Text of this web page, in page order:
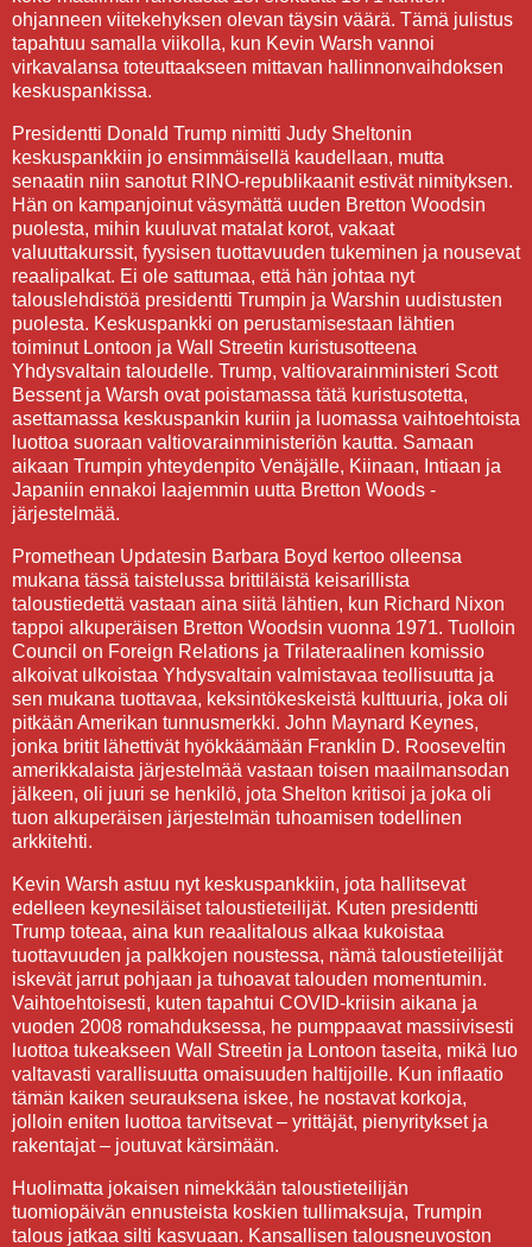
ohjanneen viitekehyksen olevan täysin väärä. Tämä julistus
tapahtuu samalla viikolla, kun Kevin Warsh vannoi
virkavalansa toteuttaakseen mittavan hallinnonvaihdoksen
keskuspankissa.
Presidentti Donald Trump nimitti Judy Sheltonin
keskuspankkiin jo ensimmäisellä kaudellaan, mutta
senaatin niin sanotut RINO-republikaanit estivät nimityksen.
Hän on kampanjoinut väsymättä uuden Bretton Woodsin
puolesta, mihin kuuluvat matalat korot, vakaat
valuuttakurssit, fyysisen tuottavuuden tukeminen ja nousevat
reaalipalkat. Ei ole sattumaa, että hän johtaa nyt
talouslehdistöä presidentti Trumpin ja Warshin uudistusten
puolesta. Keskuspankki on perustamisestaan lähtien
toiminut Lontoon ja Wall Streetin kuristusotteena
Yhdysvaltain taloudelle. Trump, valtiovarainministeri Scott
Bessent ja Warsh ovat poistamassa tätä kuristusotetta,
asettamassa keskuspankin kuriin ja luomassa vaihtoehtoista
luottoa suoraan valtiovarainministeriön kautta. Samaan
aikaan Trumpin yhteydenpito Venäjälle, Kiinaan, Intiaan ja
Japaniin ennakoi laajemmin uutta Bretton Woods -
järjestelmää.
Promethean Updatesin Barbara Boyd kertoo olleensa
mukana tässä taistelussa brittiläistä keisarillista
taloustiedettä vastaan aina siitä lähtien, kun Richard Nixon
tappoi alkuperäisen Bretton Woodsin vuonna 1971. Tuolloin
Council on Foreign Relations ja Trilateraalinen komissio
alkoivat ulkoistaa Yhdysvaltain valmistavaa teollisuutta ja
sen mukana tuottavaa, keksintökeskeistä kulttuuria, joka oli
pitkään Amerikan tunnusmerkki. John Maynard Keynes,
jonka britit lähettivät hyökkäämään Franklin D. Rooseveltin
amerikkalaista järjestelmää vastaan toisen maailmansodan
jälkeen, oli juuri se henkilö, jota Shelton kritisoi ja joka oli
tuon alkuperäisen järjestelmän tuhoamisen todellinen
arkkitehti.
Kevin Warsh astuu nyt keskuspankkiin, jota hallitsevat
edelleen keynesiläiset taloustieteilijät. Kuten presidentti
Trump toteaa, aina kun reaalitalous alkaa kukoistaa
tuottavuuden ja palkkojen noustessa, nämä taloustieteilijät
iskevät jarrut pohjaan ja tuhoavat talouden momentumin.
Vaihtoehtoisesti, kuten tapahtui COVID-kriisin aikana ja
vuoden 2008 romahduksessa, he pumppaavat massiivisesti
luottoa tukeakseen Wall Streetin ja Lontoon taseita, mikä luo
valtavasti varallisuutta omaisuuden haltijoille. Kun inflaatio
tämän kaiken seurauksena iskee, he nostavat korkoja,
jolloin eniten luottoa tarvitsevat – yrittäjät, pienyritykset ja
rakentajat – joutuvat kärsimään.
Huolimatta jokaisen nimekkään taloustieteilijän
tuomiopäivän ennusteista koskien tullimaksuja, Trumpin
talous jatkaa silti kasvuaan. Kansallisen talousneuvoston